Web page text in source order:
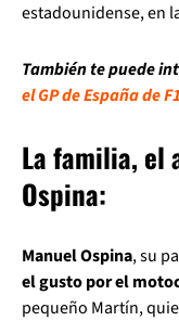
estadounidense, en
También te puede
el GP de España de F1
La familia, el
Ospina:
Manuel Ospina, su
el gusto por el
pequeño Martín,